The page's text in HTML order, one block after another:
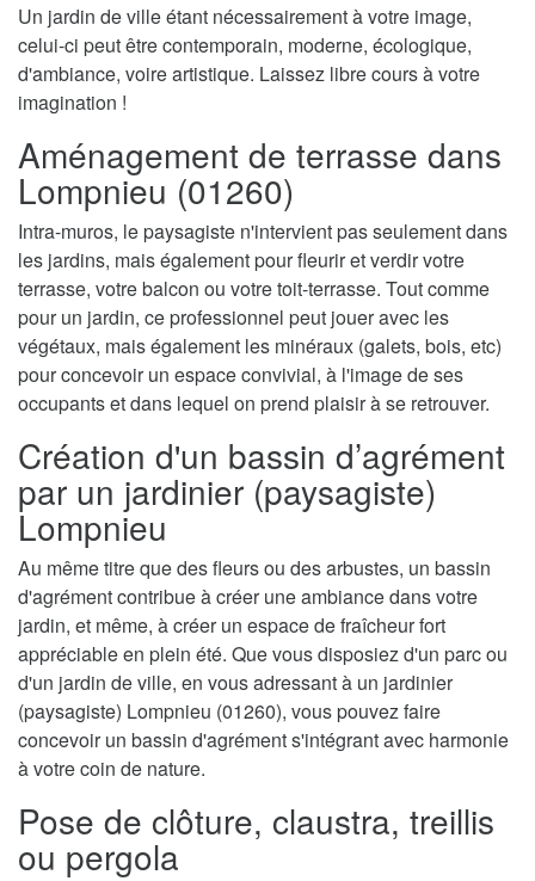
Un jardin de ville étant nécessairement à votre image,
celui-ci peut être contemporain, moderne, écologique,
d'ambiance, voire artistique. Laissez libre cours à votre
imagination !
Aménagement de terrasse dans
Lompnieu (01260)
Intra-muros, le paysagiste n'intervient pas seulement dans
les jardins, mais également pour fleurir et verdir votre
terrasse, votre balcon ou votre toit-terrasse. Tout comme
pour un jardin, ce professionnel peut jouer avec les
végétaux, mais également les minéraux (galets, bois, etc)
pour concevoir un espace convivial, à l'image de ses
occupants et dans lequel on prend plaisir à se retrouver.
Création d'un bassin d’agrément
par un jardinier (paysagiste)
Lompnieu
Au même titre que des fleurs ou des arbustes, un bassin
d'agrément contribue à créer une ambiance dans votre
jardin, et même, à créer un espace de fraîcheur fort
appréciable en plein été. Que vous disposiez d'un parc ou
d'un jardin de ville, en vous adressant à un jardinier
(paysagiste) Lompnieu (01260), vous pouvez faire
concevoir un bassin d'agrément s'intégrant avec harmonie
à votre coin de nature.
Pose de clôture, claustra, treillis
ou pergola